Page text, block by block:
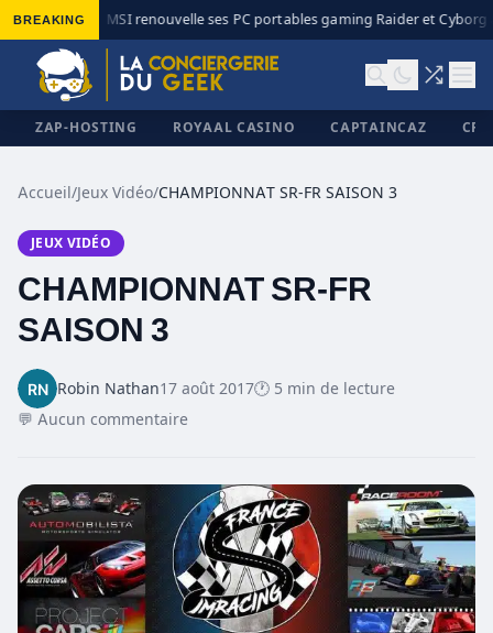
BREAKING◆ MSI renouvelle ses PC portables gaming Raider et Cyborg
ZAP-HOSTING ROYAAL CASINO CAPTAINCAZ
Accueil/Jeux Vidéo/CHAMPIONNAT SR-FR SAISON 3
JEUX VIDÉO
CHAMPIONNAT SR-FR
SAISON 3
Robin Nathan17 août 2017🕐 5 min de lecture
💬 Aucun commentaire